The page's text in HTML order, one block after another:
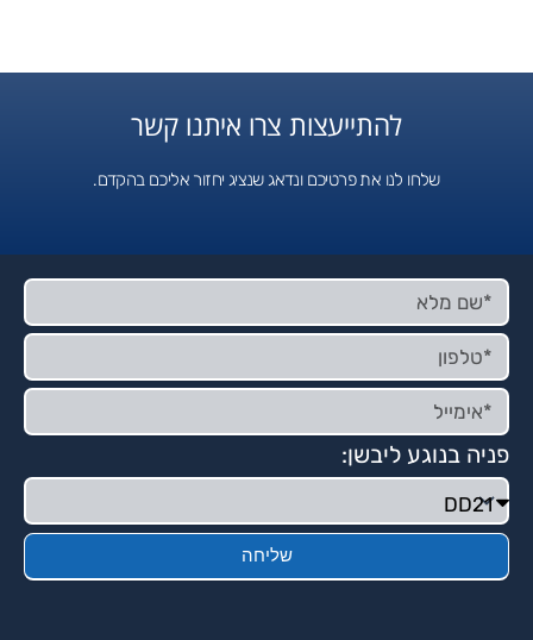
להתייעצות צרו איתנו קשר
שלחו לנו את פרטיכם ונדאג שנציג יחזור אליכם בהקדם.
פניה בנוגע ליבשן:
שליחה